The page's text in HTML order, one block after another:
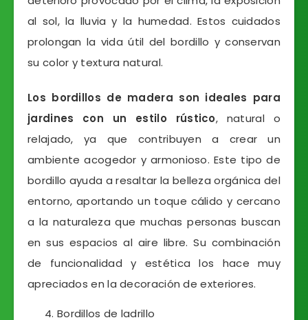
al sol, la lluvia y la humedad. Estos cuidados
prolongan la vida útil del bordillo y conservan
su color y textura natural.
Los bordillos de madera son ideales para
jardines con un estilo rústico, natural o
relajado, ya que contribuyen a crear un
ambiente acogedor y armonioso. Este tipo de
bordillo ayuda a resaltar la belleza orgánica del
entorno, aportando un toque cálido y cercano
a la naturaleza que muchas personas buscan
en sus espacios al aire libre. Su combinación
de funcionalidad y estética los hace muy
apreciados en la decoración de exteriores.
Bordillos de ladrillo